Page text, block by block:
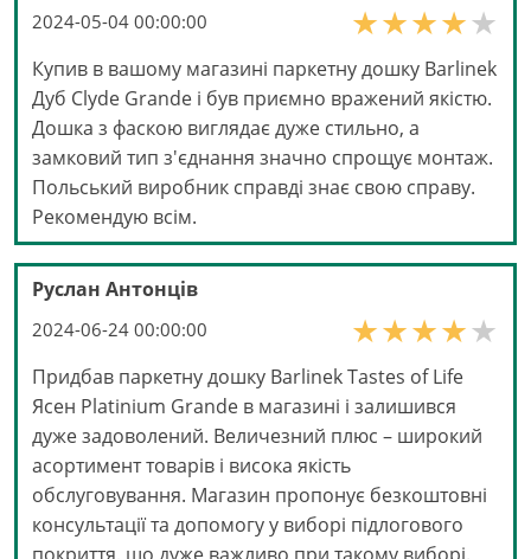
2024-05-04 00:00:00
Купив в вашому магазині паркетну дошку Barlinek
Дуб Clyde Grande і був приємно вражений якістю.
Дошка з фаскою виглядає дуже стильно, а
замковий тип з'єднання значно спрощує монтаж.
Польський виробник справді знає свою справу.
Рекомендую всім.
Руслан Антонців
2024-06-24 00:00:00
Придбав паркетну дошку Barlinek Tastes of Life
Ясен Platinium Grande в магазині і залишився
дуже задоволений. Величезний плюс – широкий
асортимент товарів і висока якість
обслуговування. Магазин пропонує безкоштовні
консультації та допомогу у виборі підлогового